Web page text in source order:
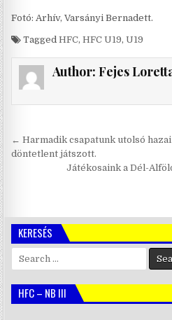
Fotó: Arhív, Varsányi Bernadett.
TaggedHFC,HFC U19,U19
Author: Fejes
Bejegyzés
navigáció
← Harmadik csapatunk utolsó
döntetlent játszott.
Játékosaink a Dél-
KERESÉS
HFC – NB III